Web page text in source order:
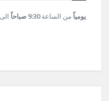
يومياً من الساعة9:30 صباحاً